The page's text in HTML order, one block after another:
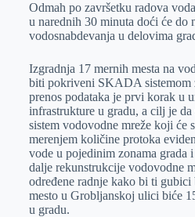
Odmah po završetku radova
u narednih 30 minuta doći će do
vodosnabdevanja u delovima
Izgradnja 17 mernih mesta na
biti pokriveni SKADA sistemom
prenos podataka je prvi korak u
infrastrukture u gradu, a cilj je
sistem vodovodne mreže koji će
merenjem količine protoka
vode u pojedinim zonama grada
dalje rekunstrukcije vodovodne
određene radnje kako bi ti
mesto u Grobljanskoj ulici biće
u gradu.